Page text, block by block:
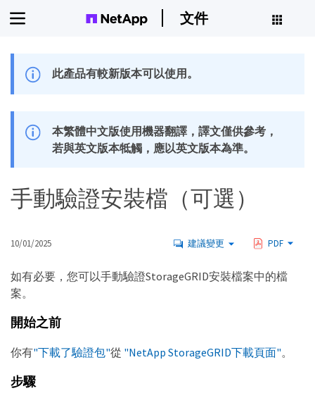
文件
此產品有較新版本可以使用。
本繁體中文版使用機器翻譯，譯文僅供參考，
若與英文版本牴觸，應以英文版本為準。
手動驗證安裝檔（可選）
10/01/2025 建議變更 PDF
如有必要，您可以手動驗證StorageGRID安裝檔案中的檔
案。
開始之前
你有"下載了驗證包"從 "NetApp StorageGRID下載頁面"。
步驟